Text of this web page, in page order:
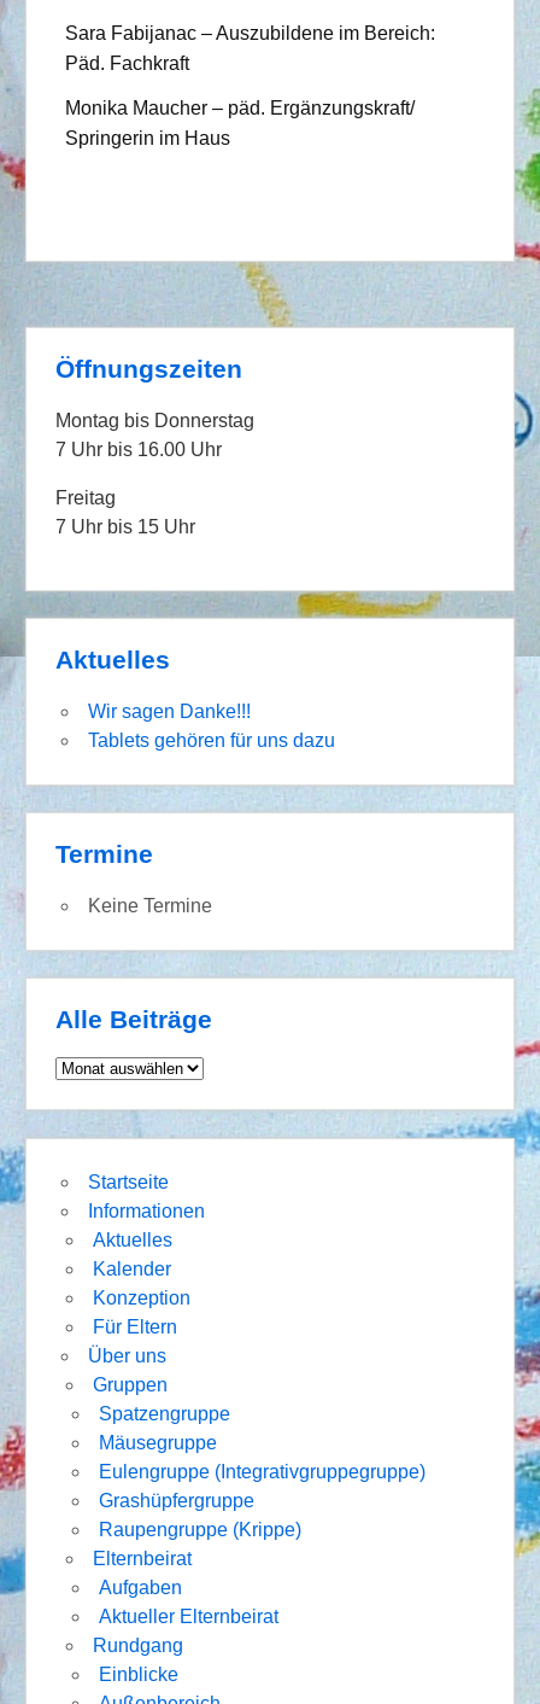
Sara Fabijanac – Auszubildene im Bereich:
Päd. Fachkraft
Monika Maucher – päd. Ergänzungskraft/
Springerin im Haus
Öffnungszeiten
Montag bis Donnerstag
7 Uhr bis 16.00 Uhr
Freitag
7 Uhr bis 15 Uhr
Aktuelles
Wir sagen Danke!!!
Tablets gehören für uns dazu
Termine
Keine Termine
Alle Beiträge
Alle
Beiträge
Startseite
Informationen
Aktuelles
Kalender
Konzeption
Für Eltern
Über uns
Gruppen
Spatzengruppe
Mäusegruppe
Eulengruppe (Integrativgruppegruppe)
Grashüpfergruppe
Raupengruppe (Krippe)
Elternbeirat
Aufgaben
Aktueller Elternbeirat
Rundgang
Einblicke